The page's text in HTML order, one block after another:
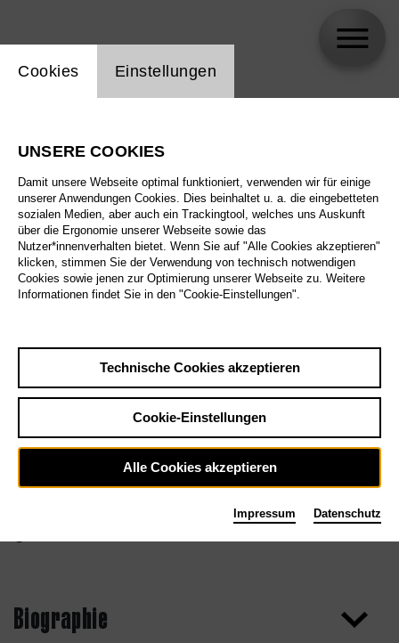
Biographie
Einstellung Website Cookie
Cookies Einstellungen
UNSERE COOKIES
Damit unsere Webseite optimal funktioniert, verwenden wir für einige
unserer Anwendungen Cookies. Dies beinhaltet u. a. die eingebetteten
sozialen Medien, aber auch ein Trackingtool, welches uns Auskunft
über die Ergonomie unserer Webseite sowie das
Nutzer*innenverhalten bietet. Wenn Sie auf "Alle Cookies akzeptieren"
klicken, stimmen Sie der Verwendung von technisch notwendigen
Cookies sowie jenen zur Optimierung unserer Webseite zu. Weitere
Informationen findet Sie in den "Cookie-Einstellungen".
Technische Cookies akzeptieren
Cookie-Einstellungen
Alle Cookies akzeptieren
Impressum Datenschutz